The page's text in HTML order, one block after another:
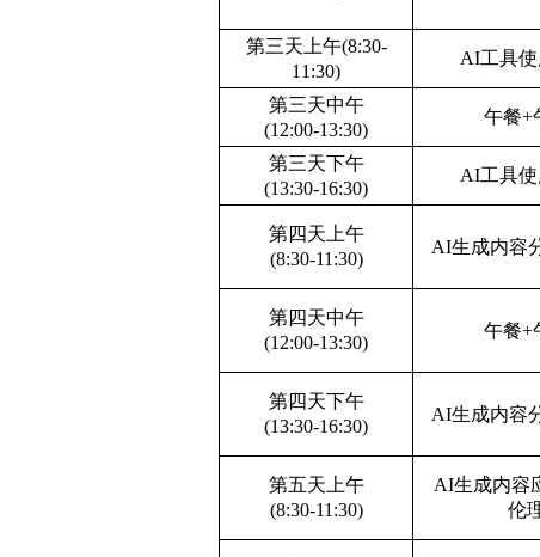
第三天上午(8:30-
11:30)
AI工具
第三天中午
(12:00-13:30)
午餐+
第三天下午
(13:30-16:30)
AI工具
第四天上午
(8:30-11:30)
AI生成内容
第四天中午
(12:00-13:30)
午餐+
第四天下午
(13:30-16:30)
AI生成内容
第五天上午
(8:30-11:30)
AI生成内容
伦